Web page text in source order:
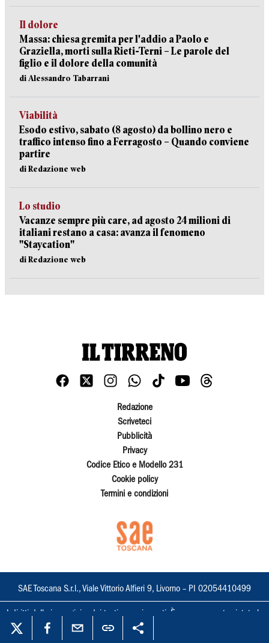
Il dolore
Massa: chiesa gremita per l'addio a Paolo e
Graziella, morti sulla Rieti-Terni – Le parole del
figlio e il dolore della comunità
di Alessandro Tabarrani
Viabilità
Esodo estivo, sabato (8 agosto) da bollino nero e
traffico intenso fino a Ferragosto – Quando conviene
partire
di Redazione web
Lo studio
Vacanze sempre più care, ad agosto 24 milioni di
italiani restano a casa: avanza il fenomeno
"Staycation"
di Redazione web
Redazione
Scriveteci
Pubblicità
Privacy
Codice Etico e Modello 231
Cookie policy
Termini e condizioni
SAE Toscana S.r.l., Viale Vittorio Alfieri 9, Livorno – PI 02054410499
I diritti delle immagini e dei testi sono riservati. È espressamente vietata la
loro riproduzione con qualsiasi mezzo e l'adattamento totale o parziale.